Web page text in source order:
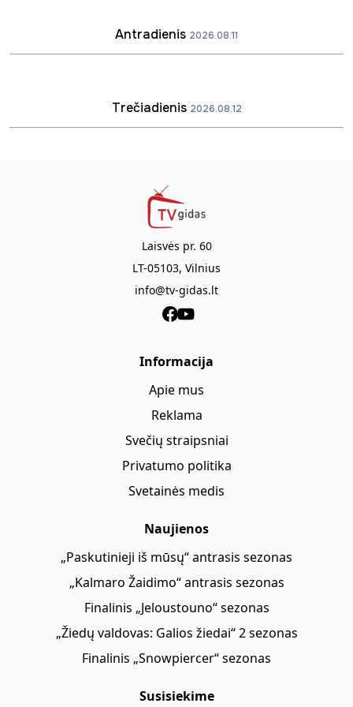
Antradienis 2026.08.11
Trečiadienis 2026.08.12
Laisvės pr. 60
LT-05103, Vilnius
info@tv-gidas.lt
Informacija
Apie mus
Reklama
Svečių straipsniai
Privatumo politika
Svetainės medis
Naujienos
„Paskutinieji iš mūsų“ antrasis sezonas
„Kalmaro Žaidimo“ antrasis sezonas
Finalinis „Jeloustouno“ sezonas
„Žiedų valdovas: Galios žiedai“ 2 sezonas
Finalinis „Snowpiercer“ sezonas
Susisiekime